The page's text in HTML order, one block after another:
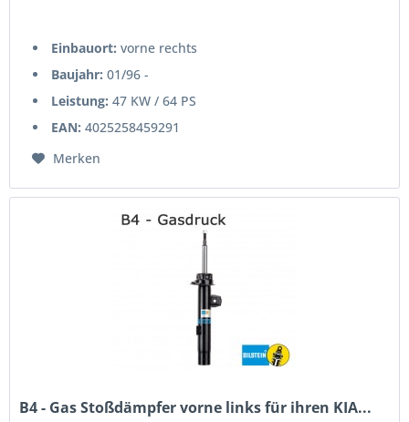
Einbauort: vorne rechts
Baujahr: 01/96 -
Leistung: 47 KW / 64 PS
EAN: 4025258459291
Merken
B4 - Gas Stoßdämpfer vorne links für ihren KIA...